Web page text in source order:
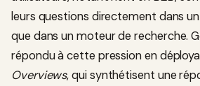
leurs questions directement dans
que dans un moteur de recherche.
répondu à cette pression en
Overviews, qui synthétisent une